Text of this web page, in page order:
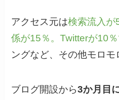
アクセス元は検索流入が
係が15％。Twitterが10
ングなど、その他モロモ
ブログ開設から3か月目